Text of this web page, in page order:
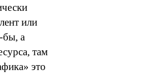
или
бы, а
там
это